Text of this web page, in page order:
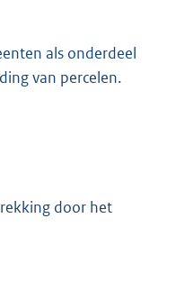
als onderdeel
van percelen.
door het